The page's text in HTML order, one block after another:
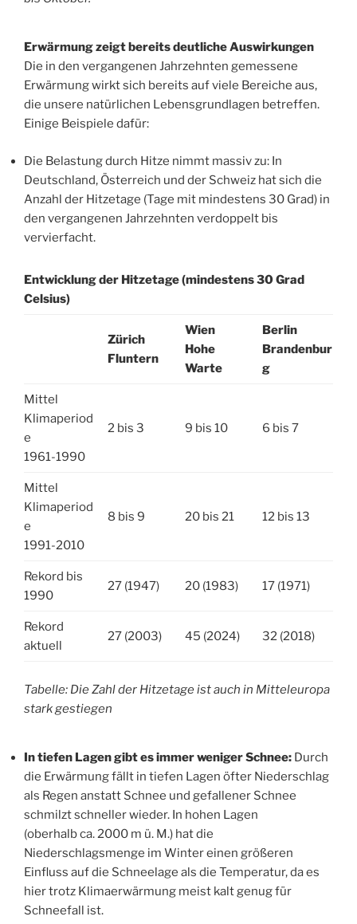
Erwärmung zeigt bereits deutliche Auswirkungen
Die in den vergangenen Jahrzehnten gemessene
Erwärmung wirkt sich bereits auf viele Bereiche aus,
die unsere natürlichen Lebensgrundlagen betreffen.
Einige Beispiele dafür:
Die Belastung durch Hitze nimmt massiv zu: In
Deutschland, Österreich und der Schweiz hat sich die
Anzahl der Hitzetage (Tage mit mindestens 30 Grad) in
den vergangenen Jahrzehnten verdoppelt bis
vervierfacht.
Entwicklung der Hitzetage (mindestens 30 Grad
Celsius)
Zürich
Fluntern
Wien
Hohe
Warte
Berlin
Brandenbur
g
Mittel
Klimaperiod
e
1961-1990
2 bis 3 9 bis 10 6 bis 7
Mittel
Klimaperiod
e
1991-2010
8 bis 9 20 bis 21 12 bis 13
Rekord bis
1990
27 (1947) 20 (1983) 17 (1971)
Rekord
aktuell
27 (2003) 45 (2024) 32 (2018)
Tabelle: Die Zahl der Hitzetage ist auch in Mitteleuropa
stark gestiegen
In tiefen Lagen gibt es immer weniger Schnee: Durch
die Erwärmung fällt in tiefen Lagen öfter Niederschlag
als Regen anstatt Schnee und gefallener Schnee
schmilzt schneller wieder. In hohen Lagen
(oberhalb ca. 2000 m ü. M.) hat die
Niederschlagsmenge im Winter einen größeren
Einfluss auf die Schneelage als die Temperatur, da es
hier trotz Klimaerwärmung meist kalt genug für
Schneefall ist.